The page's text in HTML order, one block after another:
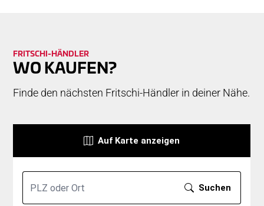
FRITSCHI-­­HÄNDLER
WO KAUFEN?
Finde den nächsten Fritschi-Händler in deiner Nähe.